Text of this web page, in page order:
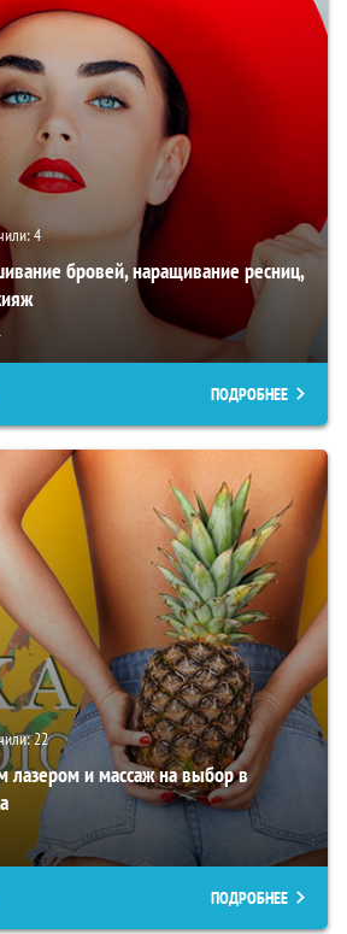
4
бровей, наращивание ресниц,
ПОДРОБНЕЕ
22
и массаж на выбор в
ПОДРОБНЕЕ